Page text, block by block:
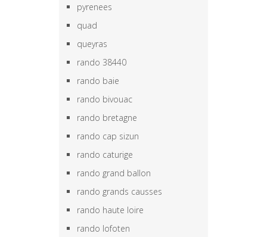
pyrenees
quad
queyras
rando 38440
rando baie
rando bivouac
rando bretagne
rando cap sizun
rando caturige
rando grand ballon
rando grands causses
rando haute loire
rando lofoten